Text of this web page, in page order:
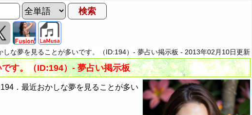
しな夢を見ることが多いです。（ID:194）- 夢占い掲示板 - 2013年02月10日更新
す。（ID:194）- 夢占い掲示板
．最近おかしな夢を見ることが多い